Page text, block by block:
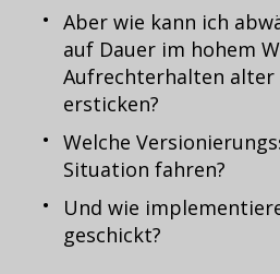
Aber wie kann ich
auf Dauer im hohem
Aufrechterhalten alter
ersticken?
Welche
Situation fahren?
Und wie
geschickt?